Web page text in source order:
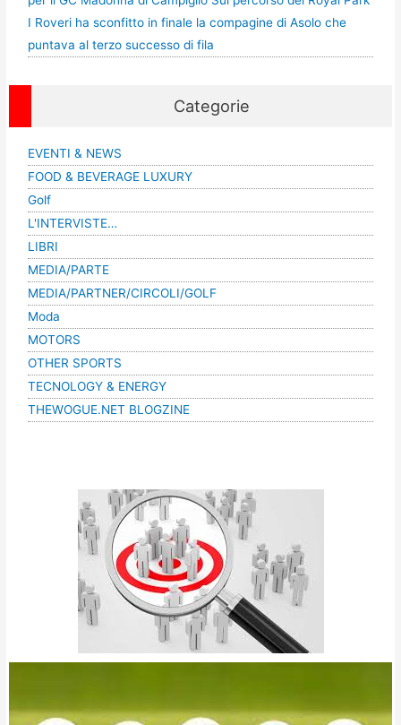
I Roveri ha sconfitto in finale la compagine di Asolo che
puntava al terzo successo di fila
Categorie
EVENTI & NEWS
FOOD & BEVERAGE LUXURY
Golf
L'INTERVISTE…
LIBRI
MEDIA/PARTE
MEDIA/PARTNER/CIRCOLI/GOLF
Moda
MOTORS
OTHER SPORTS
TECNOLOGY & ENERGY
THEWOGUE.NET BLOGZINE